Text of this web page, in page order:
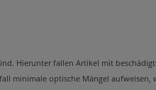
Hierunter fallen Artikel mit
minimale optische Mängel